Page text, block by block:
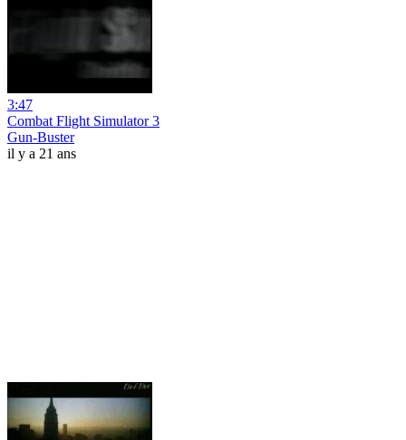
3:47
Combat Flight Simulator 3
Gun-Buster
il y a 21 ans